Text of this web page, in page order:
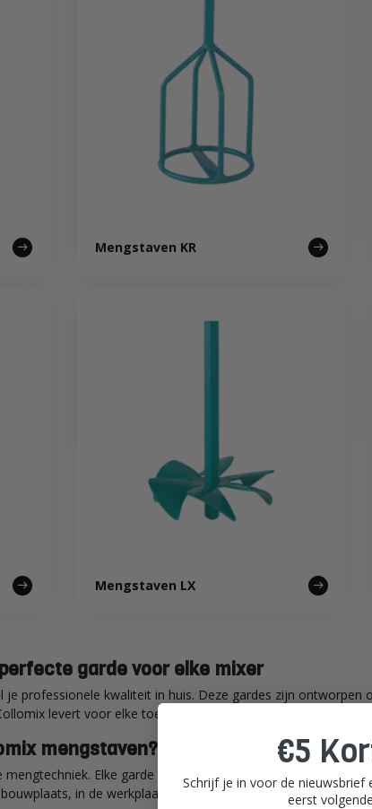
Mengstaven KR
Mengstaven LX
garde voor elke mixer
je professionele kwaliteit in huis. Deze gardes zijn
levert voor elke toepassing de juiste mengstaaf.
mengstaven?
Elke garde is tot in detail ontwikkeld om zo
in de werkplaats en bij intensief dagelijks gebruik.
€5
Schrijf je in voor de
eerst